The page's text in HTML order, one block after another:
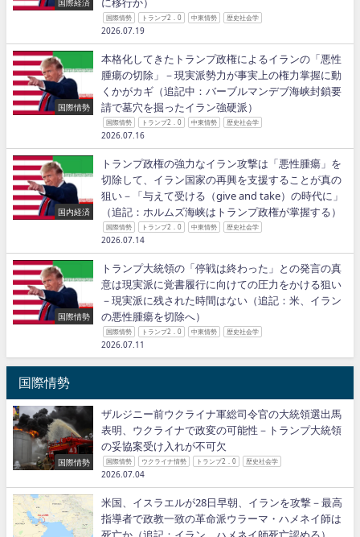
国際経済
国際情勢 トランプ2．0 中東情勢 歴史社会学
2026.07.19
国際情勢
本格化してきたトランプ政権によるイランの「悪性
腫瘍の切除」－現実派勢力が事実上の権力掌握に動
くかがカギ（追記中：バーブルマンデブ海峡封鎖要
請で墓穴を掘ったイラン強硬派）
国際情勢 トランプ2．0 中東情勢 歴史社会学
2026.07.16
国内経済
トランプ政権の強力なイラン攻撃は「悪性腫瘍」を
切除して、イラン国家の再興を支援することが真の
狙い－「与えて受ける（give and take）の時代に」
（追記：ホルムズ海峡はトランプ政権が掌握する）
国際情勢 トランプ2．0 中東情勢 歴史社会学
2026.07.14
国際情勢
トランプ大統領の「停戦は終わった」との発言の真
意は現実派に覚書履行に向けての圧力をかける狙い
－現実派に残された時間はない（追記：米、イラン
の悪性腫瘍を切除へ）
国際情勢 トランプ2．0 中東情勢 歴史社会学
2026.07.11
国際情勢
国際情勢
ザルジニー前ウクライナ軍総司令官の大統領選出馬
表明、ウクライナで政変の可能性－トランプ大統領
の妥協案受け入れが不可欠
国際情勢 ウクライナ情勢 トランプ2．0 歴史社会学
2026.07.04
米国、イスラエルが28日早朝、イランを攻撃－最高
指導者で政教一致の革命派ウラーマ・ハメネイ師は